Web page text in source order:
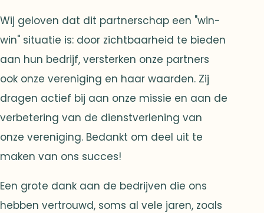
Wij geloven dat dit partnerschap een "win-
win" situatie is: door zichtbaarheid te bieden
aan hun bedrijf, versterken onze partners
ook onze vereniging en haar waarden. Zij
dragen actief bij aan onze missie en aan de
verbetering van de dienstverlening van
onze vereniging. Bedankt om deel uit te
maken van ons succes!
Een grote dank aan de bedrijven die ons
hebben vertrouwd, soms al vele jaren, zoals